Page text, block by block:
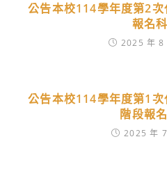
公告本校114學年度第2
報名
2025 年 8
公告本校114學年度第1
階段報
2025 年